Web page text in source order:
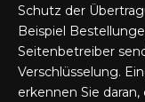
Schutz der
Beispiel
Seitenbetreiber
Verschlüsselung.
erkennen Sie